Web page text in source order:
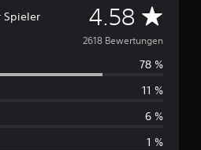
Spieler 4.58 D
u
r
c
h
2618 Bewertungen
78 %
11 %
6 %
1 %